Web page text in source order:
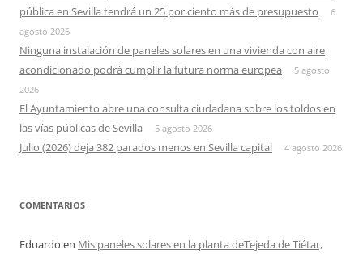
pública en Sevilla tendrá un 25 por ciento más de presupuesto
6
agosto 2026
Ninguna instalación de paneles solares en una vivienda con aire
acondicionado podrá cumplir la futura norma europea
5 agosto
2026
El Ayuntamiento abre una consulta ciudadana sobre los toldos en
las vías públicas de Sevilla
5 agosto 2026
Julio (2026) deja 382 parados menos en Sevilla capital 4 agosto 2026
COMENTARIOS
Eduardo en Mis paneles solares en la planta deTejeda de Tiétar,